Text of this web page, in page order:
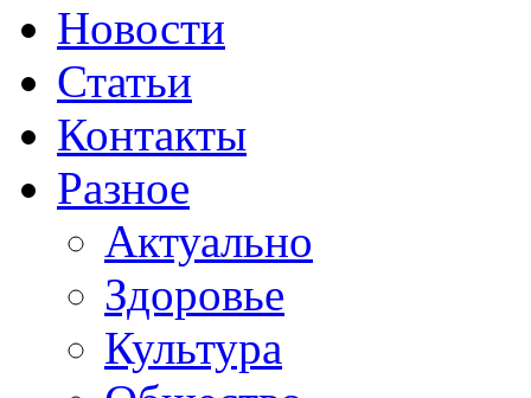
Новости
Статьи
Контакты
Разное
Актуально
Здоровье
Культура